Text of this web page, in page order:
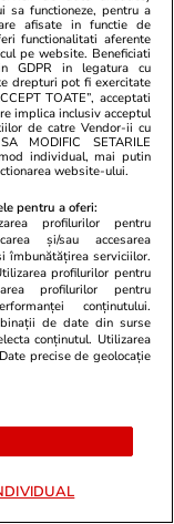
Fanatik.ro
Joacă de
amendă de
motiv
23 iul.
avută
„Asta nu
sa functioneze, pentru a
afisate in functie de
functionalitati aferente
pe website. Beneficiati
GDPR in legatura cu
drepturi pot fi exercitate
TOATE”, acceptati
implica inclusiv acceptul
de catre Vendor-ii cu
MODIFIC SETARILE
individual, mai putin
website-ului.
pentru a oferi:
profilurilor pentru
și/sau accesarea
îmbunătățirea serviciilor.
profilurilor pentru
profilurilor pentru
conținutului.
de date din surse
conținutul. Utilizarea
precise de geolocație